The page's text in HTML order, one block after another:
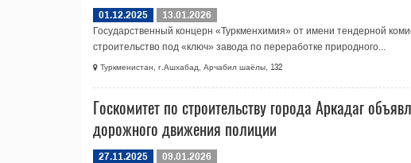
01.12.2025
13.01.2026
Государственный концерн «Туркменхимия» от имени тендерной
строительство под «ключ» завода по переработке природного...
Туркменистан, г.Ашхабад, Арчабил шаёлы, 132
Госкомитет по строительству города Аркадаг
дорожного движения полиции
27.11.2025
09.01.2026